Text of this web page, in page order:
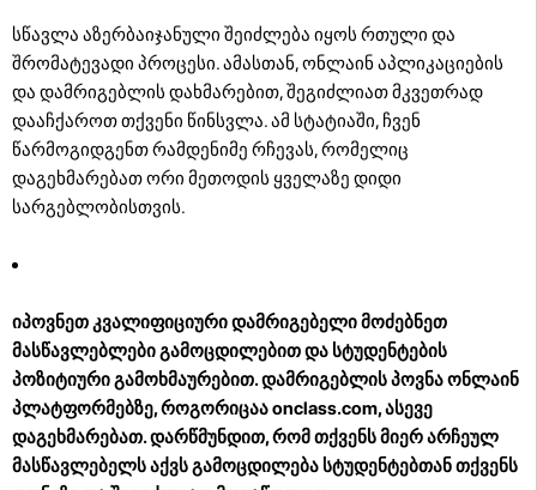
სწავლა აზერბაიჯანული შეიძლება იყოს რთული და
შრომატევადი პროცესი. ამასთან, ონლაინ აპლიკაციების
და დამრიგებლის დახმარებით, შეგიძლიათ მკვეთრად
დააჩქაროთ თქვენი წინსვლა. ამ სტატიაში, ჩვენ
წარმოგიდგენთ რამდენიმე რჩევას, რომელიც
დაგეხმარებათ ორი მეთოდის ყველაზე დიდი
სარგებლობისთვის.
იპოვნეთ კვალიფიციური დამრიგებელი მოძებნეთ
მასწავლებლები გამოცდილებით და სტუდენტების
პოზიტიური გამოხმაურებით. დამრიგებლის პოვნა ონლაინ
პლატფორმებზე, როგორიცაა onclass.com, ასევე
დაგეხმარებათ. დარწმუნდით, რომ თქვენს მიერ არჩეულ
მასწავლებელს აქვს გამოცდილება სტუდენტებთან თქვენს